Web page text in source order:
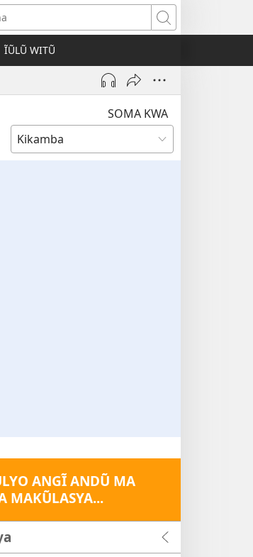
Mantha
ĨŨLŨ WITŨ
SOMA KWA
ANGĨ ANDŨ MA
MAKŨLASYA...